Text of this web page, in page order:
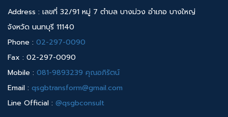
Address : เลขที่ 32/91 หมู่ 7 ตำบล บางม่วง อำเภอ บางใหญ่
จังหวัด นนทบุรี 11140
Phone : 02-297-0090
Fax : 02-297-0090
Mobile : 081-9893239 คุณอภิรัตน์
Email : qsgbtransform@gmail.com
Line Official : @qsgbconsult